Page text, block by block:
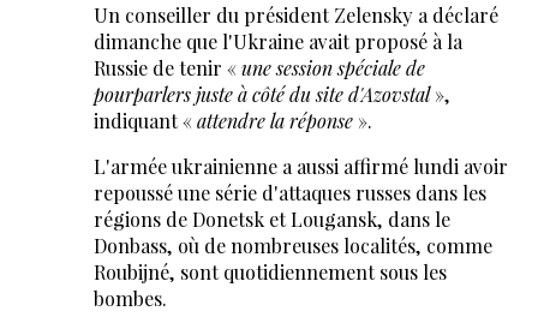
Un conseiller du président Zelensky a déclaré
dimanche que l'Ukraine avait proposé à la
Russie de tenir «une session spéciale de
pourparlers juste à côté du site d'Azovstal»,
indiquant «attendre la réponse».
L'armée ukrainienne a aussi affirmé lundi avoir
repoussé une série d'attaques russes dans les
régions de Donetsk et Lougansk, dans le
Donbass, où de nombreuses localités, comme
Roubijné, sont quotidiennement sous les
bombes.